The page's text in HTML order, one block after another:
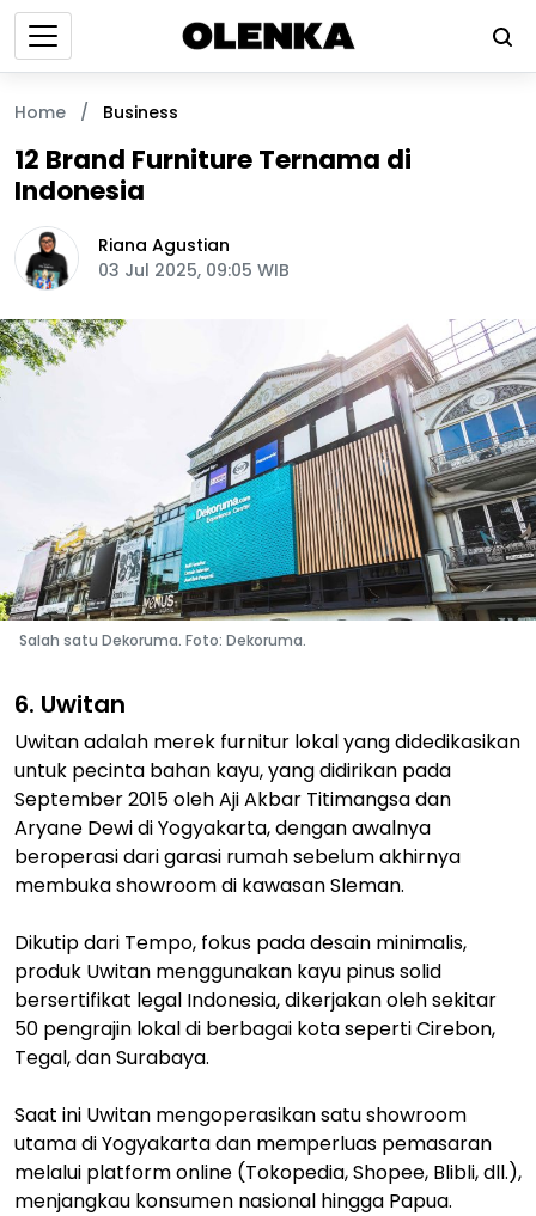
Home / Business
12 Brand Furniture Ternama di
Indonesia
Riana Agustian
03 Jul 2025, 09:05 WIB
Salah satu Dekoruma. Foto: Dekoruma.
6. Uwitan
Uwitan adalah merek furnitur lokal yang didedikasikan
untuk pecinta bahan kayu, yang didirikan pada
September 2015 oleh Aji Akbar Titimangsa dan
Aryane Dewi di Yogyakarta, dengan awalnya
beroperasi dari garasi rumah sebelum akhirnya
membuka showroom di kawasan Sleman.
Dikutip dari Tempo, fokus pada desain minimalis,
produk Uwitan menggunakan kayu pinus solid
bersertifikat legal Indonesia, dikerjakan oleh sekitar
50 pengrajin lokal di berbagai kota seperti Cirebon,
Tegal, dan Surabaya.
Saat ini Uwitan mengoperasikan satu showroom
utama di Yogyakarta dan memperluas pemasaran
melalui platform online (Tokopedia, Shopee, Blibli, dll.),
menjangkau konsumen nasional hingga Papua.